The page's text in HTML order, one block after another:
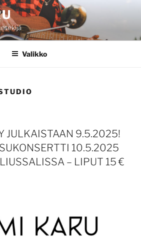
Valikko
JULKAISTAAN 9.5.2025!
10.5.2025
– LIPUT 15 €